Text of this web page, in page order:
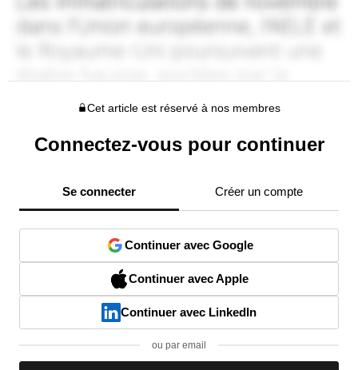
Cet article est réservé à nos membres
Connectez-vous pour continuer
Se connecter Créer un compte
Continuer avec Google
Continuer avec Apple
Continuer avec LinkedIn
ou par email